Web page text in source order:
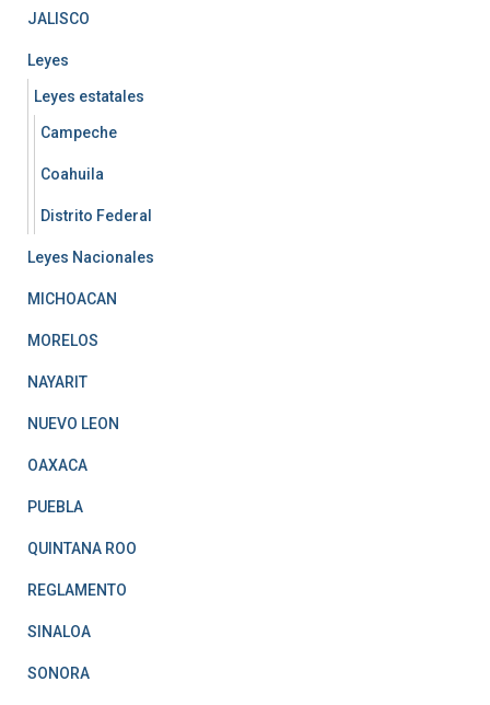
JALISCO
Leyes
Leyes estatales
Campeche
Coahuila
Distrito Federal
Leyes Nacionales
MICHOACAN
MORELOS
NAYARIT
NUEVO LEON
OAXACA
PUEBLA
QUINTANA ROO
REGLAMENTO
SINALOA
SONORA